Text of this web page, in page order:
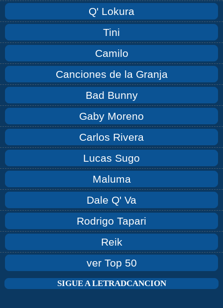
Q' Lokura
Tini
Camilo
Canciones de la Granja
Bad Bunny
Gaby Moreno
Carlos Rivera
Lucas Sugo
Maluma
Dale Q' Va
Rodrigo Tapari
Reik
ver Top 50
SIGUE A LETRADCANCION